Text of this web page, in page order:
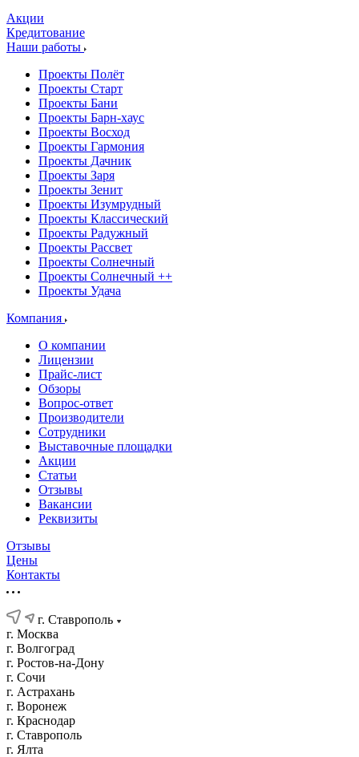
Акции
Кредитование
Наши работы
Проекты Полёт
Проекты Старт
Проекты Бани
Проекты Барн-хаус
Проекты Восход
Проекты Гармония
Проекты Дачник
Проекты Заря
Проекты Зенит
Проекты Изумрудный
Проекты Классический
Проекты Радужный
Проекты Рассвет
Проекты Солнечный
Проекты Солнечный ++
Проекты Удача
Компания
О компании
Лицензии
Прайс-лист
Обзоры
Вопрос-ответ
Производители
Сотрудники
Выставочные площадки
Акции
Статьи
Отзывы
Вакансии
Реквизиты
Отзывы
Цены
Контакты
г. Ставрополь
г. Москва
г. Волгоград
г. Ростов-на-Дону
г. Сочи
г. Астрахань
г. Воронеж
г. Краснодар
г. Ставрополь
г. Ялта